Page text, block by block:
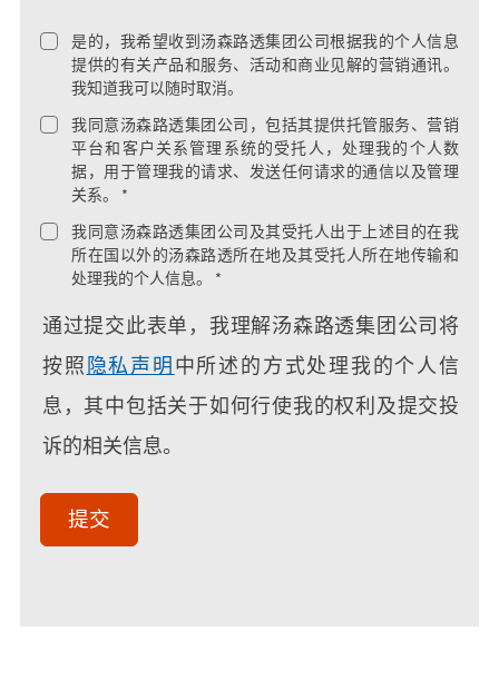
是的，我希望收到汤森路透集团公司根据我的个人信息
提供的有关产品和服务、活动和商业见解的营销通讯。
我知道我可以随时取消。
我同意汤森路透集团公司，包括其提供托管服务、营销
平台和客户关系管理系统的受托人，处理我的个人数
据，用于管理我的请求、发送任何请求的通信以及管理
关系。 *
我同意汤森路透集团公司及其受托人出于上述目的在我
所在国以外的汤森路透所在地及其受托人所在地传输和
处理我的个人信息。 *
通过提交此表单，我理解汤森路透集团公司将
按照 隐私声明 中所述的方式处理我的个人信
息，其中包括关于如何行使我的权利及提交投
诉的相关信息。
提交